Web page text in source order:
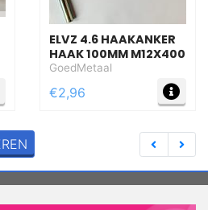
MEER INFO
ELVZ 4.6 HAAKANKER
HAAK 100MM M12X400
GoedMetaal
€2,96